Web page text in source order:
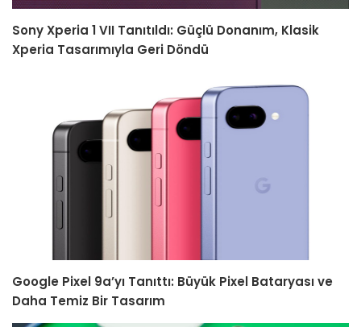
Sony Xperia 1 VII Tanıtıldı: Güçlü Donanım, Klasik
Xperia Tasarımıyla Geri Döndü
Google Pixel 9a’yı Tanıttı: Büyük Pixel Bataryası ve
Daha Temiz Bir Tasarım